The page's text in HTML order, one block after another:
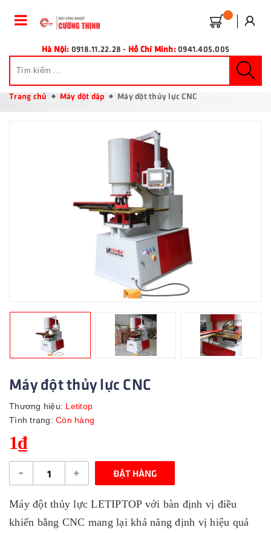
Hà Nội: 0918.11.22.28 - Hồ Chí Minh: 0941.405.005
Trang chủ Máy đột dập Máy đột thủy lực CNC
Máy đột thủy lực CNC
Thương hiệu: Letitop
Tình trạng: Còn hàng
1₫
- + ĐẶT HÀNG
Máy đột thủy lực LETIPTOP với bàn định vị điều
khiển bằng CNC mang lại khả năng định vị hiệu quả